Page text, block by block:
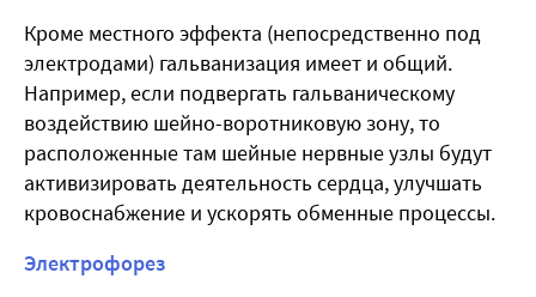
Кроме местного эффекта (непосредственно под
электродами) гальванизация имеет и общий.
Например, если подвергать гальваническому
воздействию шейно-воротниковую зону, то
расположенные там шейные нервные узлы будут
активизировать деятельность сердца, улучшать
кровоснабжение и ускорять обменные процессы.
Электрофорез